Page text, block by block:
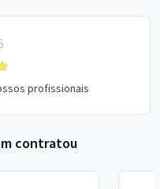
profissionais
contratou